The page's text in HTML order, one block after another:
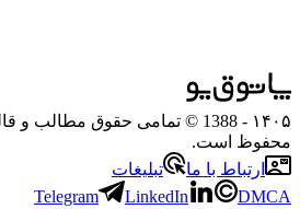
۱۴۰۵
- 1388 © تمامی حقوق مطالب و
محفوظ است.
ارتباط با ما
تبلیغات
Telegram
LinkedIn DMCA